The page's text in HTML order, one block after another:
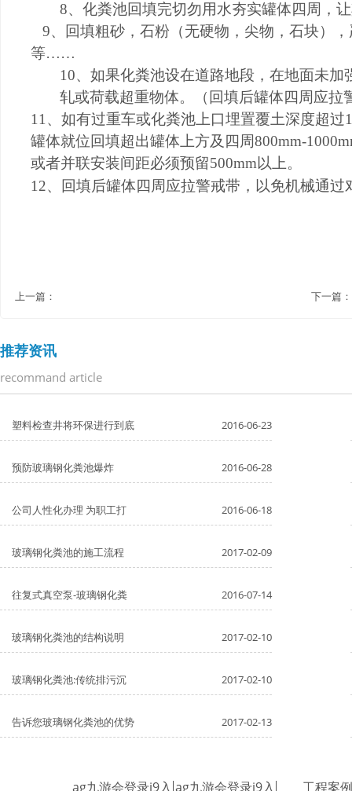
8、 化粪池回填完切勿用水夯实罐体四周，
9、回填粗砂，石粉（无硬物，尖物，石块） ，
等……
10、 如果化粪池设在道路地段，在地面未
轧或荷载超重物体。（回填后罐体四周应
11 、 如有过重车或化粪池上口埋置覆土深度超过
罐体就位回填超出罐体上方及四周800mm-
或者并联安装间距必须预留500mm以上。
1 2、 回填后罐体四周应拉警戒带，以免机械通过
上一篇： 下一篇：
推荐资讯
recommand article
塑料检查井将环保进行到底 2016-06-23
预防玻璃钢化粪池爆炸 2016-06-28
公司人性化办理 为职工打 2016-06-18
玻璃钢化粪池的施工流程 2017-02-09
往复式真空泵-玻璃钢化粪 2016-07-14
玻璃钢化粪池的结构说明 2017-02-10
玻璃钢化粪池:传统排污沉 2017-02-10
告诉您玻璃钢化粪池的优势 2017-02-13
ag九游会登录j9入 ag九游会登录j9入 工程案例